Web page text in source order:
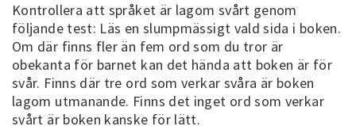
Kontrollera att språket är lagom svårt genom
följande test: Läs en slumpmässigt vald sida i boken.
Om där finns fler än fem ord som du tror är
obekanta för barnet kan det hända att boken är för
svår. Finns där tre ord som verkar svåra är boken
lagom utmanande. Finns det inget ord som verkar
svårt är boken kanske för lätt.